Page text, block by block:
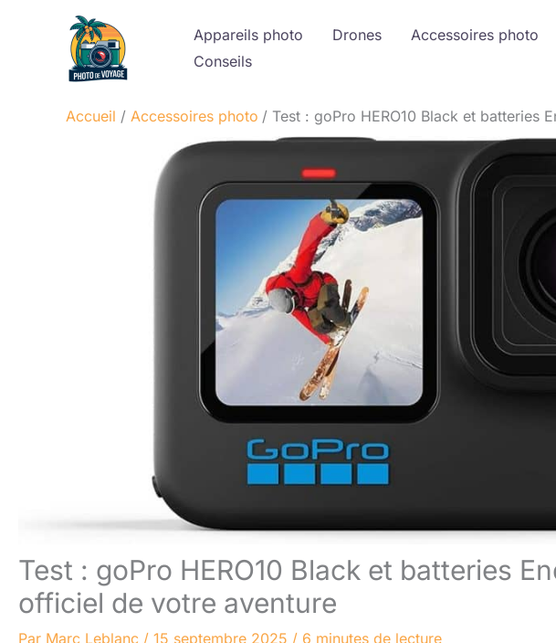
Appareils photo Drones Accessoires photo
Conseils
Accueil Accessoires photo Test : goPro HERO10 Black et batteries
Test : goPro HERO10 Black et batteries
officiel de votre aventure
Par Marc Leblanc / 15 septembre 2025 / 6 minutes de lecture